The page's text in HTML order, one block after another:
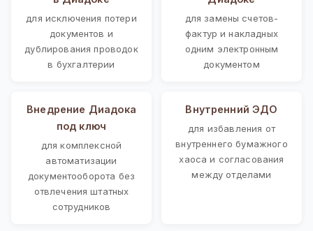
для исключения потери
документов и
дублирования проводок
в бухгалтерии
для замены счетов-
фактур и накладных
одним электронным
документом
Внедрение Диадока
под ключ
для комплексной
автоматизации
документооборота без
отвлечения штатных
сотрудников
Внутренний ЭДО
для избавления от
внутреннего бумажного
хаоса и согласования
между отделами